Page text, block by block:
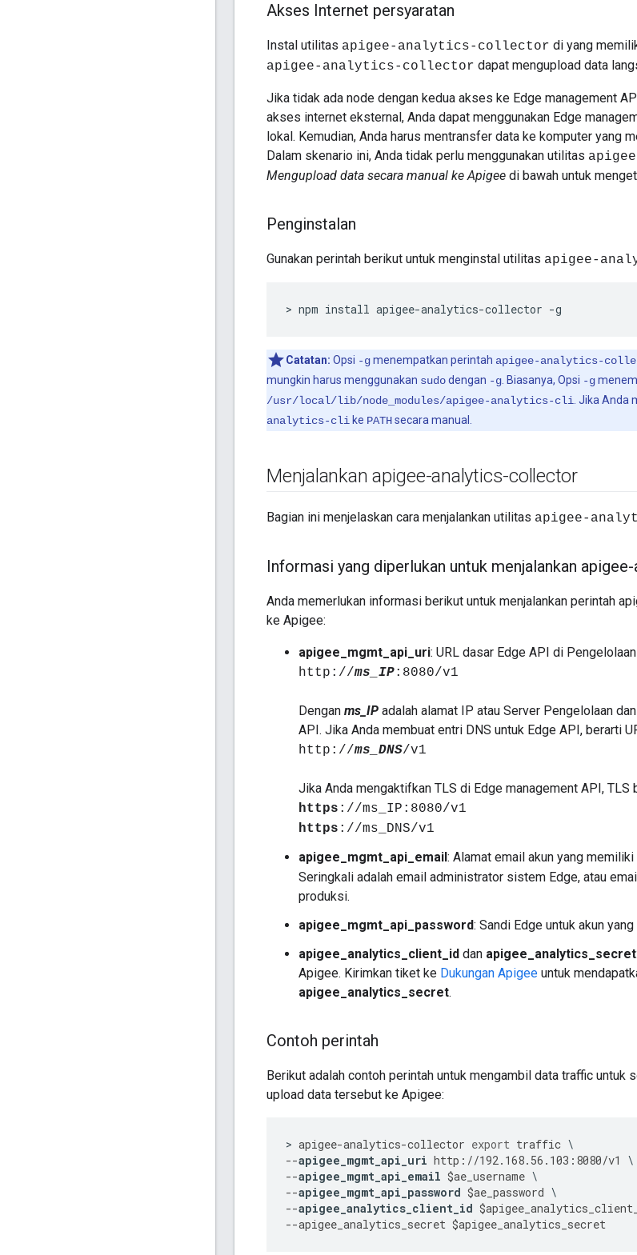
Akses Internet persyaratan
Instal utilitas apigee-analytics-collector di yang
apigee-analytics-collector dapat mengupload data
Jika tidak ada node dengan kedua akses ke Edge management
akses internet eksternal, Anda dapat menggunakan Edge
lokal. Kemudian, Anda harus mentransfer data ke komputer yang
Dalam skenario ini, Anda tidak perlu menggunakan utilitas
Mengupload data secara manual ke Apigee di bawah untuk
Penginstalan
Gunakan perintah berikut untuk menginstal utilitas apigee-
> npm install apigee-analytics-collector -g
Catatan: Opsi -gmenempatkan perintah apigee-analytics-
mungkin harus menggunakan sudodengan -g . Biasanya, Opsi -g
/usr/local/lib/node_modules/apigee-analytics-cli . Jika Anda
analytics-cli ke PATHsecara manual.
Menjalankan apigee-analytics-collector
Bagian ini menjelaskan cara menjalankan utilitas apigee-
Informasi yang diperlukan untuk menjalankan
Anda memerlukan informasi berikut untuk menjalankan perintah
ke Apigee:
apigee_mgmt_api_uri: URL dasar Edge API di
http://ms_IP:8080/v1
Dengan ms_IP adalah alamat IP atau Server Pengelolaan
API. Jika Anda membuat entri DNS untuk Edge API, berarti
http://ms_DNS/v1
Jika Anda mengaktifkan TLS di Edge management API, TLS
https ://ms_IP:8080/v1
https ://ms_DNS/v1
apigee_mgmt_api_email: Alamat email akun yang
Seringkali adalah email administrator sistem Edge, atau
produksi.
apigee_mgmt_api_password: Sandi Edge untuk akun
apigee_analytics_client_id dan apigee_analytics_secret
Apigee. Kirimkan tiket ke Dukungan Apigee untuk
apigee_analytics_secret.
Contoh perintah
Berikut adalah contoh perintah untuk mengambil data traffic untuk
upload data tersebut ke Apigee:
> apigee-analytics-collector export traffic
--apigee_mgmt_api_uri http : //192.168. 56.103 : 8080/v1
--apigee_mgmt_api_email $ae_username
--apigee_mgmt_api_password $ae_password
--apigee_analytics_client_id $
--apigee_analytics_secret $apigee_analytics_secret